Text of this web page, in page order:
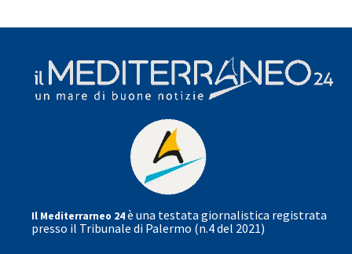
Il Mediterrarneo 24è una testata giornalistica registrata
presso il Tribunale di Palermo (n.4 del 2021)